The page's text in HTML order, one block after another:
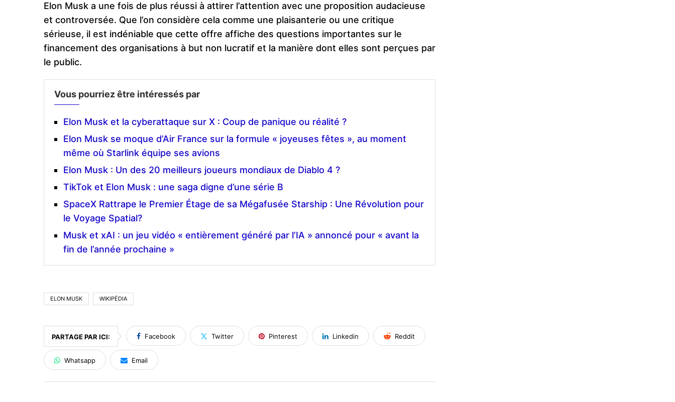
Elon Musk a une fois de plus réussi à attirer l’attention avec une proposition audacieuse
et controversée. Que l’on considère cela comme une plaisanterie ou une critique
sérieuse, il est indéniable que cette offre affiche des questions importantes sur le
financement des organisations à but non lucratif et la manière dont elles sont perçues par
le public.
Vous pourriez être intéressés par
Elon Musk et la cyberattaque sur X : Coup de panique ou réalité ?
Elon Musk se moque d’Air France sur la formule « joyeuses fêtes », au moment
même où Starlink équipe ses avions
Elon Musk : Un des 20 meilleurs joueurs mondiaux de Diablo 4 ?
TikTok et Elon Musk : une saga digne d’une série B
SpaceX Rattrape le Premier Étage de sa Mégafusée Starship : Une Révolution pour
le Voyage Spatial?
Musk et xAI : un jeu vidéo « entièrement généré par l’IA » annoncé pour « avant la
fin de l’année prochaine »
ELON MUSK WIKIPÉDIA
PARTAGE PAR ICI: Facebook Twitter Pinterest Linkedin Reddit
Whatsapp Email